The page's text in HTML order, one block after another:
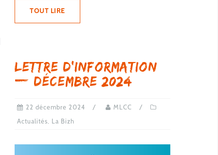
TOUT LIRE
Lettre d’information
— décembre 2024
22 décembre 2024
MLCC
Actualités
La Bizh